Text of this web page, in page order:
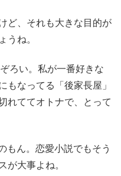
ど、それも大きな目的が
うね。
ろい。私が一番好きな
もなってる「後家長屋」
れててオトナで、とって
もん。恋愛小説でもそう
が大事よね。